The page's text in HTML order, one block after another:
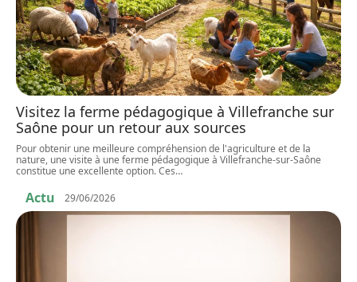
Visitez la ferme pédagogique à Villefranche sur
Saône pour un retour aux sources
Pour obtenir une meilleure compréhension de l'agriculture et de la
nature, une visite à une ferme pédagogique à Villefranche-sur-Saône
constitue une excellente option. Ces…
Actu 29/06/2026